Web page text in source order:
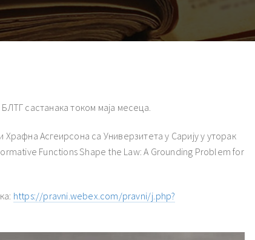
састанака током маја месеца.
Асгеирсона са Универзитета у Сарију у уторак
Functions Shape the Law: A Grounding Problem for
https://pravni.webex.com/pravni/j.php?